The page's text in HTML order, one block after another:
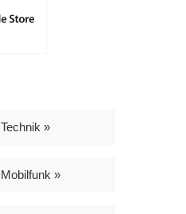
Technik »
Mobilfunk »